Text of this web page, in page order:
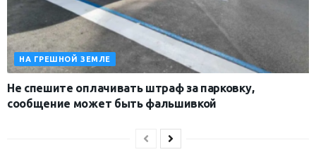
НА ГРЕШНОЙ ЗЕМЛЕ
Не спешите оплачивать штраф за парковку,
сообщение может быть фальшивкой